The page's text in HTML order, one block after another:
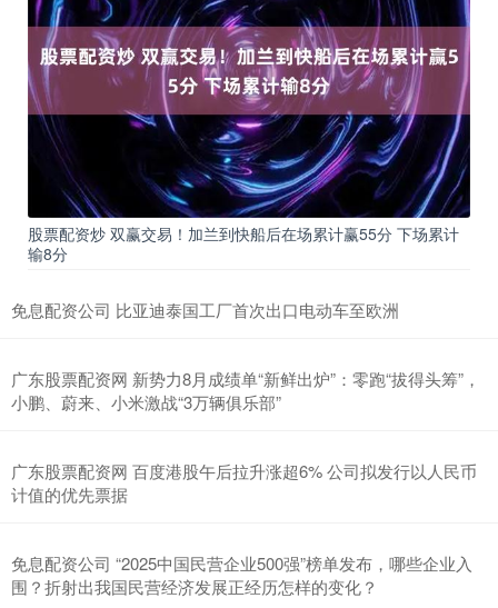
股票配资炒 双赢交易！加兰到快船后在场累计赢55分 下场累计
输8分
免息配资公司 比亚迪泰国工厂首次出口电动车至欧洲
广东股票配资网 新势力8月成绩单“新鲜出炉”：零跑“拔得头筹”，
小鹏、蔚来、小米激战“3万辆俱乐部”
广东股票配资网 百度港股午后拉升涨超6% 公司拟发行以人民币
计值的优先票据
免息配资公司 “2025中国民营企业500强”榜单发布，哪些企业入
围？折射出我国民营经济发展正经历怎样的变化？